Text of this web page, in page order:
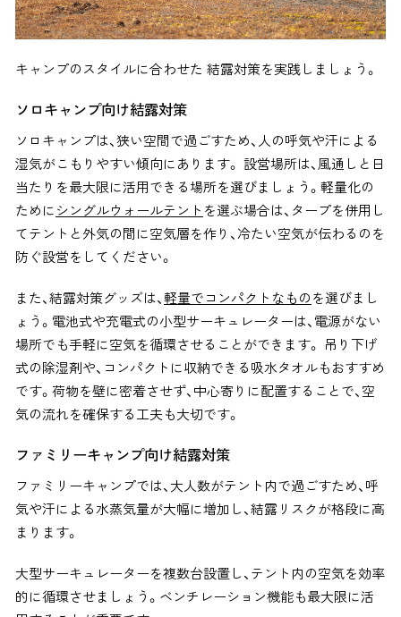
キャンプのスタイルに合わせた 結露対策を実践しましょう。
ソロキャンプ向け結露対策
ソロキャンプは、狭い空間で過ごすため、人の呼気や汗による
湿気がこもりやすい傾向にあります。 設営場所は、風通しと日
当たりを最大限に活用できる場所を選びましょう。 軽量化の
ためにシングルウォールテント を選ぶ場合は、タープを併用し
てテントと外気の間に空気層を作り、冷たい空気が伝わるのを
防ぐ設営をしてください。
また、結露対策グッズは、軽量でコンパクトなものを選びまし
ょう。電池式や充電式の小型サーキュレーターは、電源がない
場所でも手軽に空気を循環させることができます。 吊り下げ
式の除湿剤や、コンパクトに収納できる吸水タオルもおすすめ
です。荷物を壁に密着させず、中心寄りに配置することで、空
気の流れを確保する工夫も大切です。
ファミリーキャンプ向け結露対策
ファミリーキャンプでは、大人数がテント内で過ごすため、呼
気や汗による水蒸気量が大幅に増加し、結露リスクが格段に高
まります。
大型サーキュレーターを複数台設置し、テント内の空気を効率
的に循環させましょう。ベンチレーション機能も最大限に活